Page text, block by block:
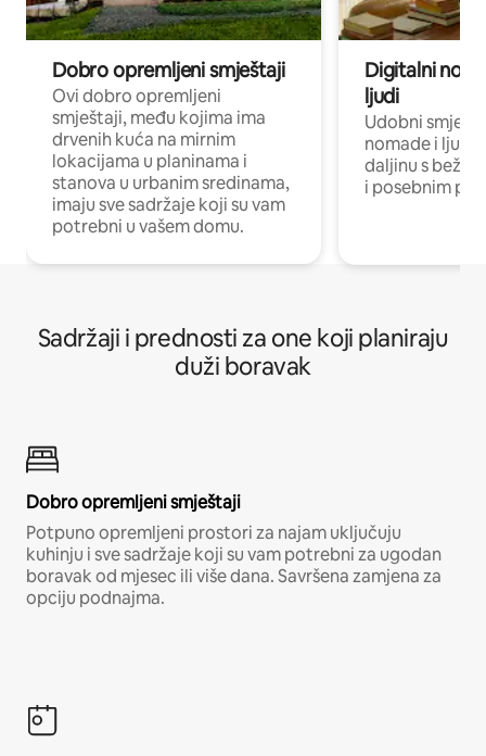
Dobro opremljeni smještaji
Ovi dobro opremljeni
smještaji, među kojima ima
drvenih kuća na mirnim
lokacijama u planinama i
stanova u urbanim sredinama,
imaju sve sadržaje koji su vam
potrebni u vašem domu.
Digitalni
ljudi
Udobni
nomade i ljude
daljinu s
i posebnim
Sadržaji i prednosti za one koji planiraju
duži boravak
Dobro opremljeni smještaji
Potpuno opremljeni prostori za najam uključuju
kuhinju i sve sadržaje koji su vam potrebni za ugodan
boravak od mjesec ili više dana. Savršena zamjena za
opciju podnajma.